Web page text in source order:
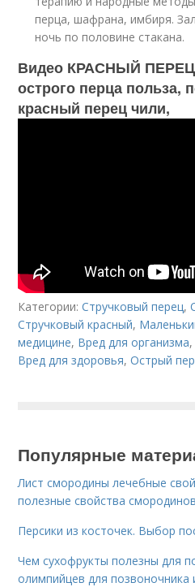
перца, шафрана, имбиря.
ночь по половине стакана.
Видео КРАСНЫЙ
острого перца польза,
красный перец чили,
Категории:Стручковый перец,
Стручковый красный,
медицине, Вред для организма,
Вред для здоровья,Острый
Популярные
Лист смородины лечебные
полезные свойства
Персики из косточек. Выбор
Чем сухофрукты полезны для
олимпийцев для позвоночника